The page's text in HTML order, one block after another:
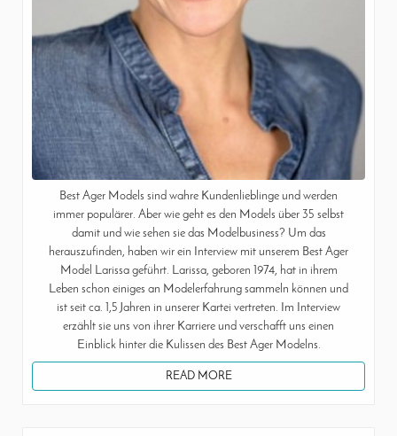
Best Ager Models sind wahre Kundenlieblinge und werden
immer populärer. Aber wie geht es den Models über 35 selbst
damit und wie sehen sie das Modelbusiness? Um das
herauszufinden, haben wir ein Interview mit unserem Best Ager
Model Larissa geführt. Larissa, geboren 1974, hat in ihrem
Leben schon einiges an Modelerfahrung sammeln können und
ist seit ca. 1,5 Jahren in unserer Kartei vertreten. Im Interview
erzählt sie uns von ihrer Karriere und verschafft uns einen
Einblick hinter die Kulissen des Best Ager Modelns.
READ MORE